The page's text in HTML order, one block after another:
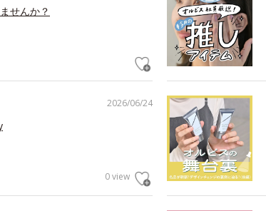
せんか？
2026/06/24
0 view